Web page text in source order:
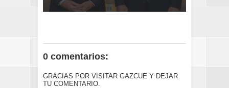
0 comentarios:
GRACIAS POR VISITAR GAZCUE Y DEJAR
TU COMENTARIO.